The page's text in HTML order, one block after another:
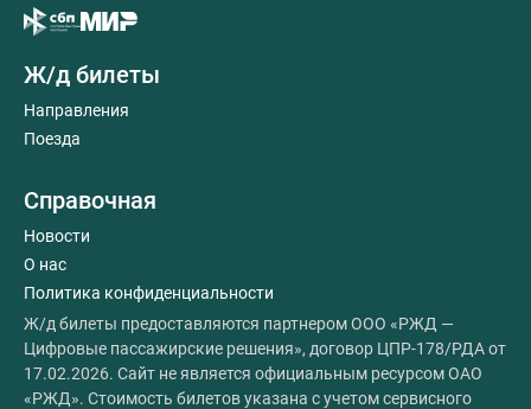
Ж/д билеты
Направления
Поезда
Справочная
Новости
О нас
Политика конфиденциальности
Ж/д билеты предоставляются партнером ООО «РЖД —
Цифровые пассажирские решения», договор ЦПР-178/РДА от
17.02.2026. Сайт не является официальным ресурсом ОАО
«РЖД». Стоимость билетов указана с учетом сервисного